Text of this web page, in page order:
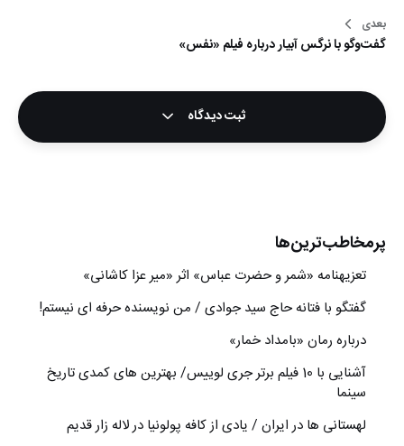
بعدی
گفت‌وگو با نرگس آبيار درباره فيلم «نفس»
ثبت دیدگاه
پرمخاطب‌ترین‌ها
تعزیه‎نامه‏ «شمر و حضرت عباس» اثر «میر عزا کاشانی»
گفتگو با فتانه حاج سید جوادی / من نویسنده حرفه ای نیستم!
درباره رمان «بامداد خمار»
آشنایی با 10 فیلم برتر جری لوییس/ بهترین های کمدی تاریخ
سینما
لهستانی ها در ایران / یادی از کافه پولونیا در لاله زار قدیم